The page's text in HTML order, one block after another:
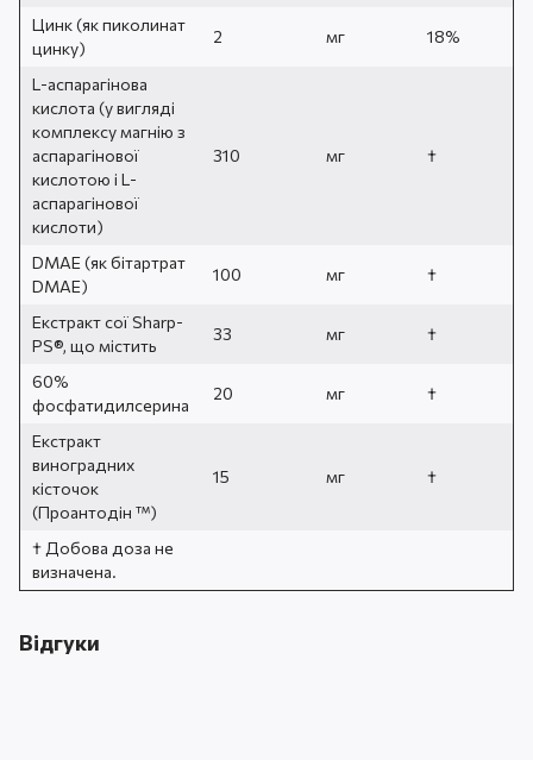
Цинк (як пиколинат
цинку)
2 мг 18%
L-аспарагінова
кислота (у вигляді
комплексу магнію з
аспарагінової
кислотою і L-
аспарагінової
кислоти)
310 мг †
DMAE (як бітартрат
DMAE)
100 мг †
Екстракт сої Sharp-
PS®, що містить
33 мг †
60%
фосфатидилсерина
20 мг †
Екстракт
виноградних
кісточок
(Проантодін ™)
15 мг †
† Добова доза не
визначена.
Відгуки